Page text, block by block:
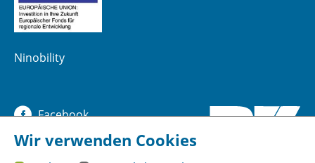
Ninobility
Facebook
YouTube
Wir verwenden Cookies